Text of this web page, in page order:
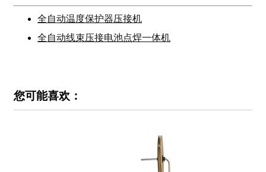
全自动温度保护器压接机
全自动线束压接电池点焊一体机
您可能喜欢：